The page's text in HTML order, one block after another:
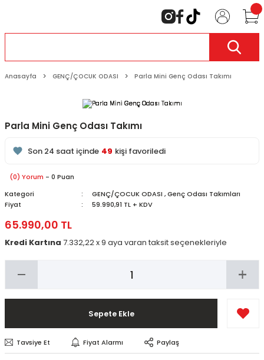
Anasayfa GENÇ/ÇOCUK ODASI Parla Mini Genç Odası Takımı
Parla Mini Genç Odası Takımı
Son 24 saat içinde 49 kişi favoriledi
175 kişi inceledi
(0) Yorum - 0 Puan
Kategori
GENÇ/ÇOCUK ODASI ,Genç Odası Takımları
Fiyat
59.990,91 TL + KDV
65.990,00 TL
Kredi Kartına 7.332,22 x 9 aya varan taksit seçenekleriyle
Sepete Ekle
Tavsiye Et Fiyat Alarmı Paylaş